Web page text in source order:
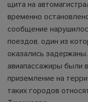
щита на
временно
сообщение
поездов, один из
оказались
авиапассажиры были
приземление на
таких городов